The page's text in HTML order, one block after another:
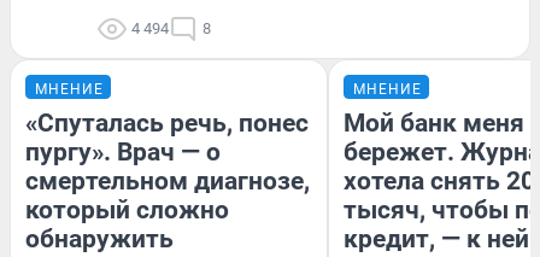
4 494 8
МНЕНИЕ
«Спуталась речь, понес
пургу». Врач — о
смертельном диагнозе,
который сложно
обнаружить
МНЕНИЕ
Мой банк меня
бережет.
хотела снять
тысяч, чтобы
кредит, — к